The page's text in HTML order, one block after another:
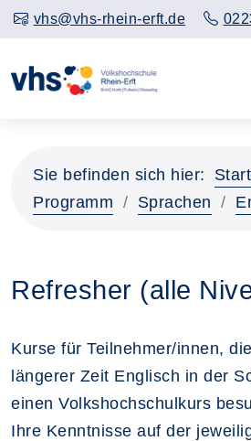
vhs@vhs-rhein-erft.de
Sie befinden sich hier:
Programm
Sprachen
Refresher (alle
Kurse für Teilnehmer/innen,
längerer Zeit Englisch in der
einen Volkshochschulkurs
Ihre Kenntnisse auf der